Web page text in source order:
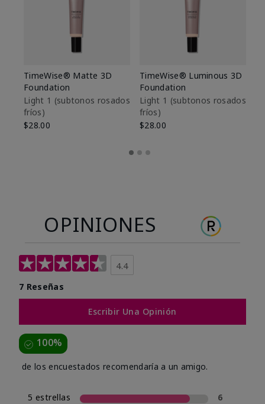
TimeWise® Matte 3D
Foundation
Light 1​ (subtonos rosados
fríos)
$28.00
TimeWise® Luminous 3D
Foundation
Light 1​ (subtonos rosados
fríos)
$28.00
OPINIONES
4.4
7 Reseñas
Escribir Una Opinión
100%
de los encuestados recomendaría a un amigo.
5 estrellas 6